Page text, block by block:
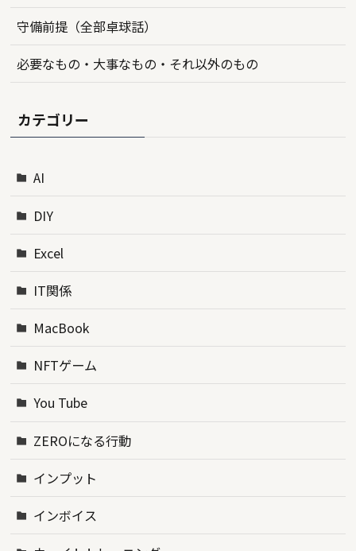
守備前提（全部卓球話）
必要なもの・大事なもの・それ以外のもの
カテゴリー
AI
DIY
Excel
IT関係
MacBook
NFTゲーム
You Tube
ZEROになる行動
インプット
インボイス